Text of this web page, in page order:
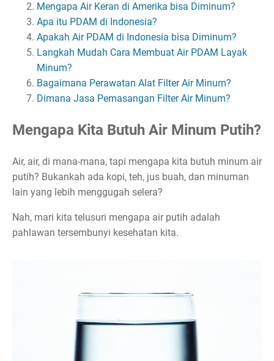
Mengapa Air Keran di Amerika bisa Diminum?
Apa itu PDAM di Indonesia?
Apakah Air PDAM di Indonesia bisa Diminum?
Langkah Mudah Cara Membuat Air PDAM Layak
Minum?
Bagaimana Perawatan Alat Filter Air Minum?
Dimana Jasa Pemasangan Filter Air Minum?
Mengapa Kita Butuh Air Minum Putih?
Air, air, di mana-mana, tapi mengapa kita butuh minum air
putih? Bukankah ada kopi, teh, jus buah, dan minuman
lain yang lebih menggugah selera?
Nah, mari kita telusuri mengapa air putih adalah
pahlawan tersembunyi kesehatan kita.